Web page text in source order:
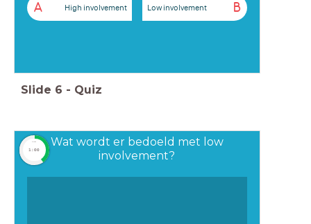
A High involvement B
Low involvement
Slide 6 - Quiz
Wat wordt er bedoeld met low
involvement?
timer
1:00